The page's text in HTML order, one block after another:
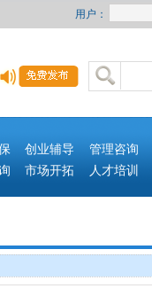
用户：
创业辅导 管理咨询
市场开拓 人才培训